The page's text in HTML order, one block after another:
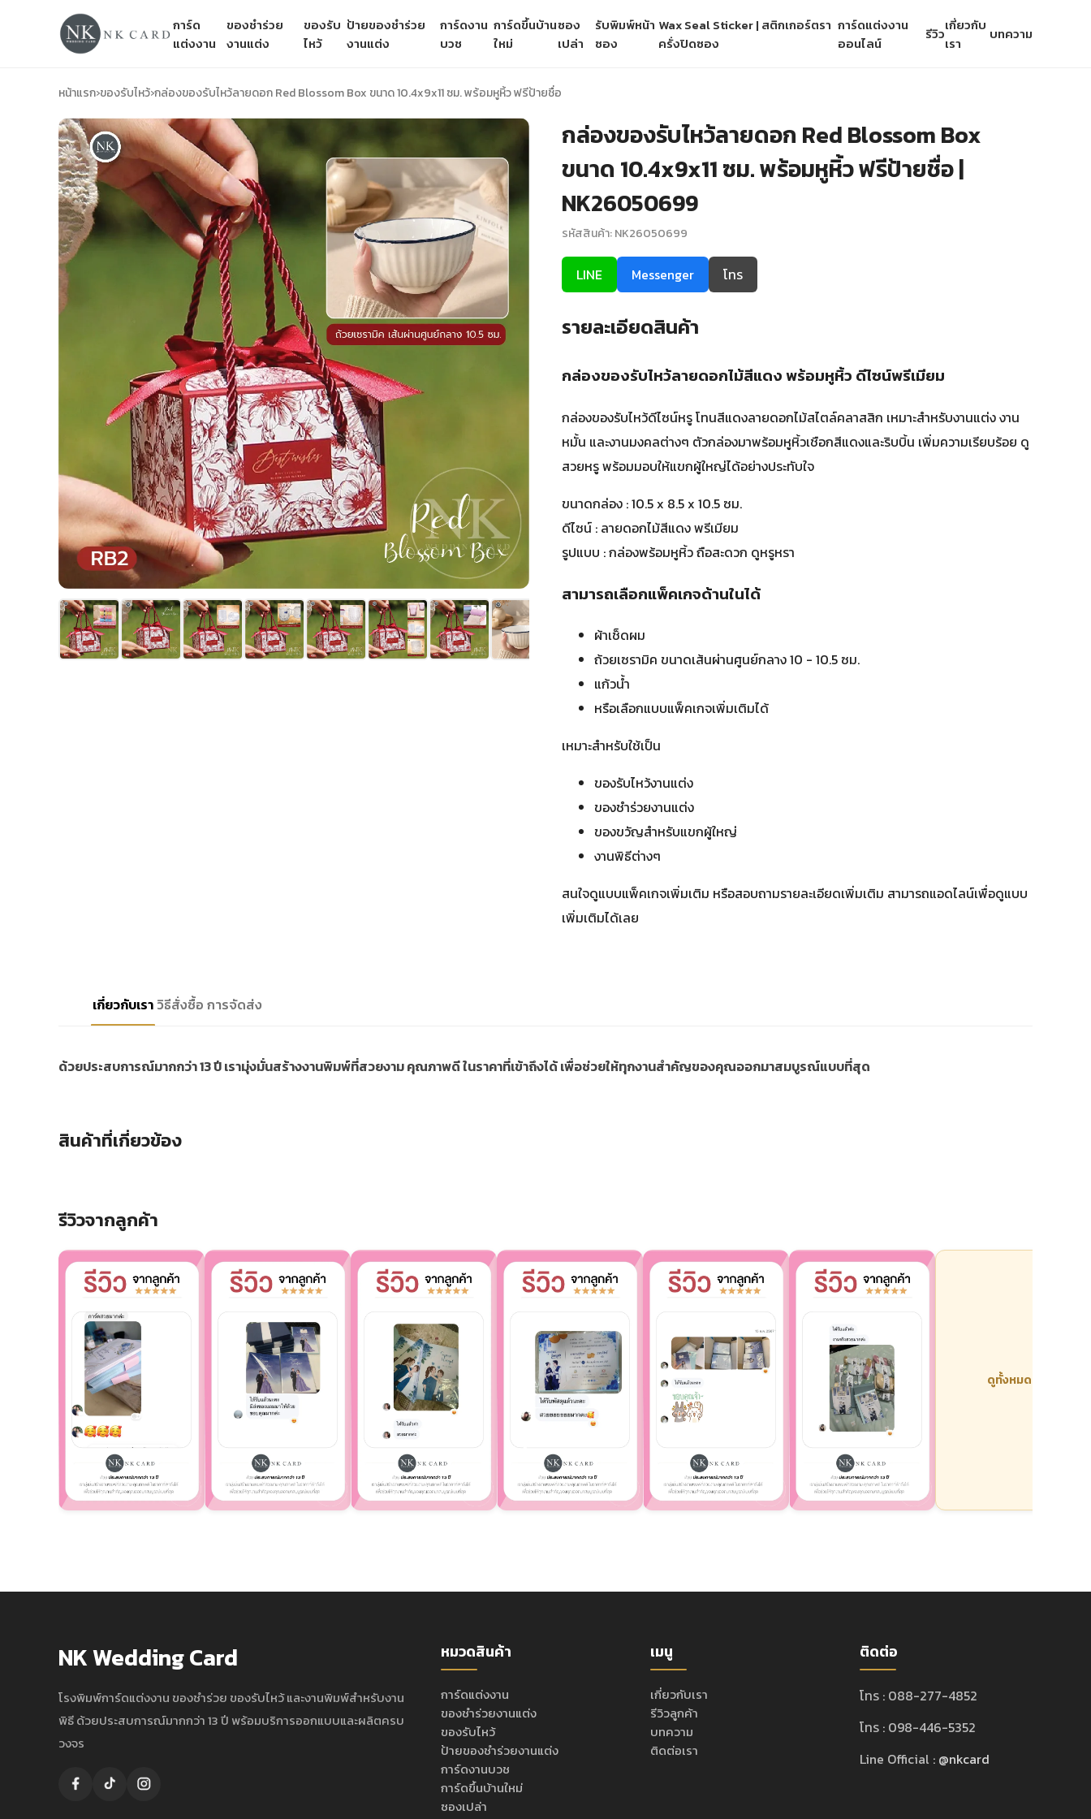
การ์ด
แต่งงาน
ของชำร่วย
งานแต่ง
ของรับ
ไหว้
ป้ายของชำร่วย
งานแต่ง
การ์ดงาน
บวช
การ์ดขึ้นบ้าน
ใหม่
ซอง
เปล่า
รับพิมพ์หน้า
ซอง
Wax Seal Sticker | สติกเกอร์ตรา
ครั่งปิดซอง
การ์ดแต่งงาน
ออนไลน์
รีวิวเกี่ยวกับ
เรา
บทความ
หน้าแรก›ของรับไหว้›กล่องของรับไหว้ลายดอก Red Blossom Box ขนาด 10.4x9x11 ซม. พร้อมหูหิ้ว ฟรีป้ายชื่อ
กล่องของรับไหว้ลายดอก Red Blossom Box
ขนาด 10.4x9x11 ซม. พร้อมหูหิ้ว ฟรีป้ายชื่อ |
NK26050699
รหัสสินค้า: NK26050699
LINE Messenger โทร
รายละเอียดสินค้า
กล่องของรับไหว้ลายดอกไม้สีแดง พร้อมหูหิ้ว ดีไซน์พรีเมียม
กล่องของรับไหว้ดีไซน์หรู โทนสีแดงลายดอกไม้สไตล์คลาสสิก เหมาะสำหรับงานแต่ง งาน
หมั้น และงานมงคลต่างๆ ตัวกล่องมาพร้อมหูหิ้วเชือกสีแดงและริบบิ้น เพิ่มความเรียบร้อย ดู
สวยหรู พร้อมมอบให้แขกผู้ใหญ่ได้อย่างประทับใจ
ขนาดกล่อง : 10.5 x 8.5 x 10.5 ซม.
ดีไซน์ : ลายดอกไม้สีแดง พรีเมียม
รูปแบบ : กล่องพร้อมหูหิ้ว ถือสะดวก ดูหรูหรา
สามารถเลือกแพ็คเกจด้านในได้
ผ้าเช็ดผม
ถ้วยเซรามิค ขนาดเส้นผ่านศูนย์กลาง 10 - 10.5 ซม.
แก้วน้ำ
หรือเลือกแบบแพ็คเกจเพิ่มเติมได้
เหมาะสำหรับใช้เป็น
ของรับไหว้งานแต่ง
ของชำร่วยงานแต่ง
ของขวัญสำหรับแขกผู้ใหญ่
งานพิธีต่างๆ
สนใจดูแบบแพ็คเกจเพิ่มเติม หรือสอบถามรายละเอียดเพิ่มเติม สามารถแอดไลน์เพื่อดูแบบ
เพิ่มเติมได้เลย
เกี่ยวกับเรา วิธีสั่งซื้อ การจัดส่ง
ด้วยประสบการณ์มากกว่า 13 ปี เรามุ่งมั่นสร้างงานพิมพ์ที่สวยงาม คุณภาพดี ในราคาที่เข้าถึงได้ เพื่อช่วยให้ทุกงานสำคัญของคุณออกมาสมบูรณ์แบบที่สุด
สินค้าที่เกี่ยวข้อง
รีวิวจากลูกค้า
ดูทั้งหมด
NK Wedding Card
โรงพิมพ์การ์ดแต่งงาน ของชำร่วย ของรับไหว้ และงานพิมพ์สำหรับงาน
พิธี ด้วยประสบการณ์มากกว่า 13 ปี พร้อมบริการออกแบบและผลิตครบ
วงจร
หมวดสินค้า
การ์ดแต่งงาน
ของชำร่วยงานแต่ง
ของรับไหว้
ป้ายของชำร่วยงานแต่ง
การ์ดงานบวช
การ์ดขึ้นบ้านใหม่
ซองเปล่า
เมนู
เกี่ยวกับเรา
รีวิวลูกค้า
บทความ
ติดต่อเรา
ติดต่อ
โทร : 088-277-4852
โทร : 098-446-5352
Line Official : @nkcard